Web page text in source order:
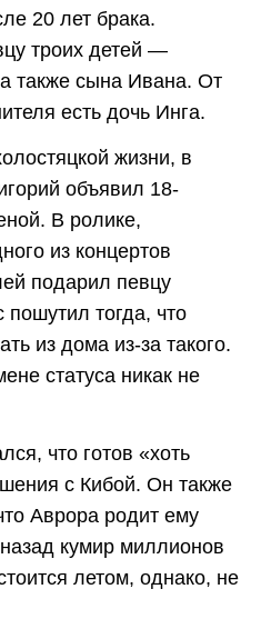
20 лет брака.
троих детей —
также сына Ивана. От
есть дочь Инга.
жизни, в
объявил 18-
В ролике,
из концертов
подарил певцу
тогда, что
из дома из-за такого.
статуса никак не
что готов «хоть
с Кибой. Он также
Аврора родит ему
кумир миллионов
летом, однако, не